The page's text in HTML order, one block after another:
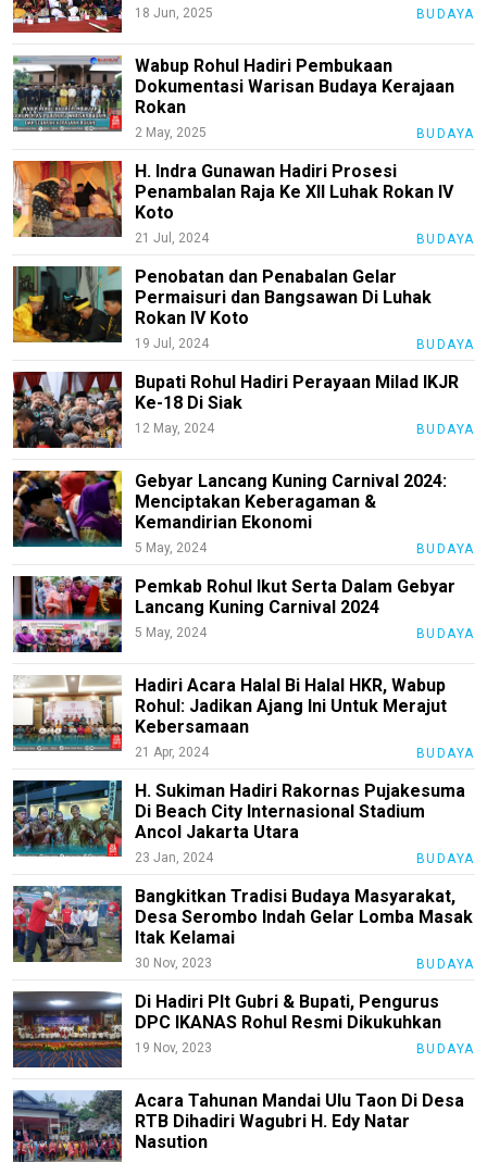
18 Jun, 2025 BUDAYA
Wabup Rohul Hadiri Pembukaan
Dokumentasi Warisan Budaya Kerajaan
Rokan
2 May, 2025 BUDAYA
H. Indra Gunawan Hadiri Prosesi
Penambalan Raja Ke XII Luhak Rokan IV
Koto
21 Jul, 2024 BUDAYA
Penobatan dan Penabalan Gelar
Permaisuri dan Bangsawan Di Luhak
Rokan IV Koto
19 Jul, 2024 BUDAYA
Bupati Rohul Hadiri Perayaan Milad IKJR
Ke-18 Di Siak
12 May, 2024 BUDAYA
Gebyar Lancang Kuning Carnival 2024:
Menciptakan Keberagaman &
Kemandirian Ekonomi
5 May, 2024 BUDAYA
Pemkab Rohul Ikut Serta Dalam Gebyar
Lancang Kuning Carnival 2024
5 May, 2024 BUDAYA
Hadiri Acara Halal Bi Halal HKR, Wabup
Rohul: Jadikan Ajang Ini Untuk Merajut
Kebersamaan
21 Apr, 2024 BUDAYA
H. Sukiman Hadiri Rakornas Pujakesuma
Di Beach City Internasional Stadium
Ancol Jakarta Utara
23 Jan, 2024 BUDAYA
Bangkitkan Tradisi Budaya Masyarakat,
Desa Serombo Indah Gelar Lomba Masak
Itak Kelamai
30 Nov, 2023 BUDAYA
Di Hadiri Plt Gubri & Bupati, Pengurus
DPC IKANAS Rohul Resmi Dikukuhkan
19 Nov, 2023 BUDAYA
Acara Tahunan Mandai Ulu Taon Di Desa
RTB Dihadiri Wagubri H. Edy Natar
Nasution
Home
Wisata
Agama
Umkm
Kuliner
Wisata
Sosial/Ekonomi
Lintas
Pembangunan
Nasional
Daerah
Kesehatan
Agama
Pendidikan
Hukum/Kriminal
Politik